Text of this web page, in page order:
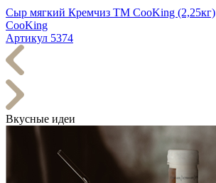
Сыр мягкий Кремчиз TM CooKing (2,25кг)
CooKing
Артикул 5374
Вкусные идеи